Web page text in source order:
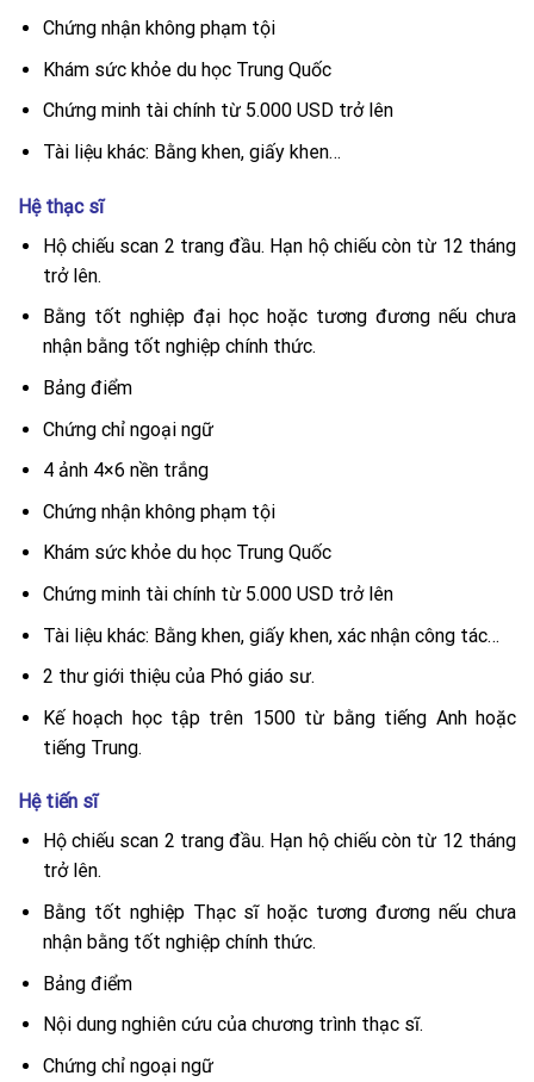
Chứng nhận không phạm tội
Khám sức khỏe du học Trung Quốc
Chứng minh tài chính từ 5.000 USD trở lên
Tài liệu khác: Bằng khen, giấy khen…
Hệ thạc sĩ
Hộ chiếu scan 2 trang đầu. Hạn hộ chiếu còn từ 12 tháng
trở lên.
Bằng tốt nghiệp đại học hoặc tương đương nếu chưa
nhận bằng tốt nghiệp chính thức.
Bảng điểm
Chứng chỉ ngoại ngữ
4 ảnh 4×6 nền trắng
Chứng nhận không phạm tội
Khám sức khỏe du học Trung Quốc
Chứng minh tài chính từ 5.000 USD trở lên
Tài liệu khác: Bằng khen, giấy khen, xác nhận công tác…
2 thư giới thiệu của Phó giáo sư.
Kế hoạch học tập trên 1500 từ bằng tiếng Anh hoặc
tiếng Trung.
Hệ tiến sĩ
Hộ chiếu scan 2 trang đầu. Hạn hộ chiếu còn từ 12 tháng
trở lên.
Bằng tốt nghiệp Thạc sĩ hoặc tương đương nếu chưa
nhận bằng tốt nghiệp chính thức.
Bảng điểm
Nội dung nghiên cứu của chương trình thạc sĩ.
Chứng chỉ ngoại ngữ